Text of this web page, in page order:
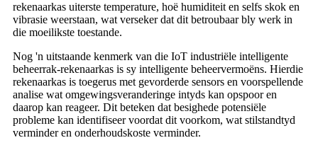
rekenaarkas uiterste temperature, hoë humiditeit en selfs skok en
vibrasie weerstaan, wat verseker dat dit betroubaar bly werk in
die moeilikste toestande.
Nog 'n uitstaande kenmerk van die IoT industriële intelligente
beheerrak-rekenaarkas is sy intelligente beheervermoëns. Hierdie
rekenaarkas is toegerus met gevorderde sensors en voorspellende
analise wat omgewingsveranderinge intyds kan opspoor en
daarop kan reageer. Dit beteken dat besighede potensiële
probleme kan identifiseer voordat dit voorkom, wat stilstandtyd
verminder en onderhoudskoste verminder.